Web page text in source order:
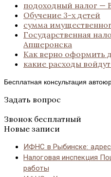
подоходный налог —
Обучение 3-х детей
сумма
Государственная
Апшеронска
Как верно оформить
какие расходы
Бесплатная консультация
Задать вопрос
Звонок бесплатный
Новые записи
ИФНС в Рыбинске:
Налоговая инспекция
работы